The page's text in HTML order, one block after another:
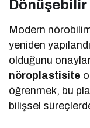
Dönüşebilir
Modern
yeniden
olduğunu
nöroplastisite
öğrenmek, bu
bilişsel